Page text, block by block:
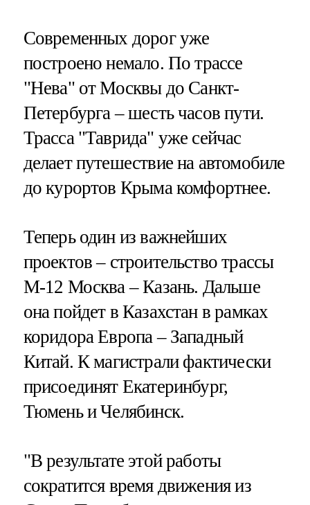
Современных дорог уже
построено немало. По трассе
"Нева" от Москвы до Санкт-
Петербурга – шесть часов пути.
Трасса "Таврида" уже сейчас
делает путешествие на автомобиле
до курортов Крыма комфортнее.
Теперь один из важнейших
проектов – строительство трассы
М-12 Москва – Казань. Дальше
она пойдет в Казахстан в рамках
коридора Европа – Западный
Китай. К магистрали фактически
присоединят Екатеринбург,
Тюмень и Челябинск.
"В результате этой работы
сократится время движения из